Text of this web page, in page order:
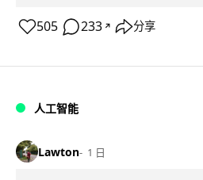
505 233 ↗ 分享
人工智能
Lawton 1 日